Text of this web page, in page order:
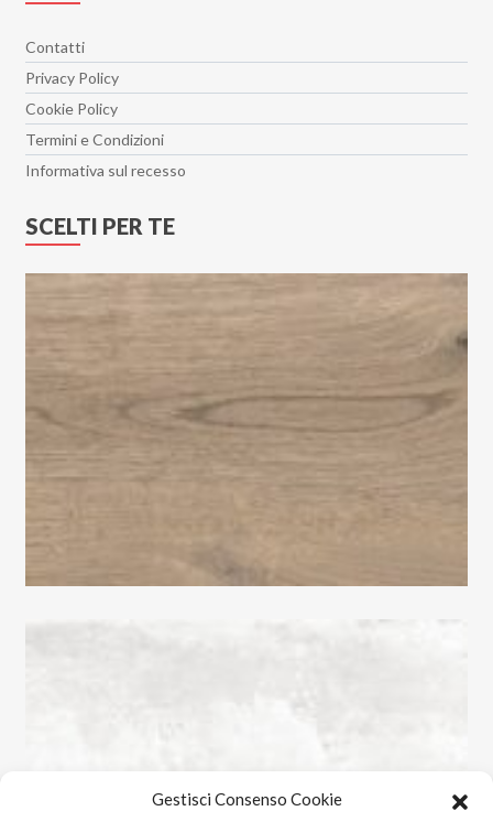
Gestisci Consenso Cookie
Contatti
Privacy Policy
Cookie Policy
Termini e Condizioni
Informativa sul recesso
SCELTI PER TE